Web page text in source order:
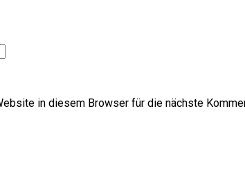
in diesem Browser für die nächste